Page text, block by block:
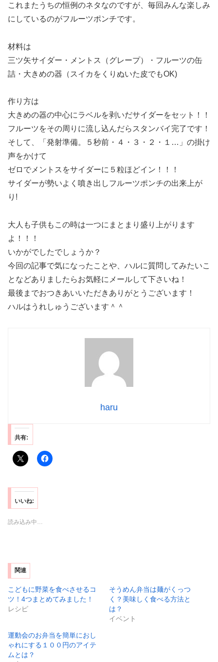
これまたうちの恒例のネタなのですが、毎回みんな楽しみ
にしているのがフルーツポンチです。
材料は
三ツ矢サイダー・メントス（グレープ）・フルーツの缶
詰・大きめの器（スイカをくりぬいた皮でもOK)
作り方は
大きめの器の中心にラベルを剥いだサイダーをセット！！
フルーツをその周りに流し込んだらスタンバイ完了です！
そして、「発射準備。５秒前・４・３・２・１…」の掛け
声をかけて
ゼロでメントスをサイダーに５粒ほどイン！！！
サイダーが勢いよく噴き出しフルーツポンチの出来上が
り!
大人も子供もこの時は一つにまとまり盛り上がります
よ！！！
いかがでしたでしょうか？
今回の記事で気になったことや、ハルに質問してみたいこ
となどありましたらお気軽にメールして下さいね！
最後までおつきあいいただきありがとうございます！
ハルはうれしゅうございます＾＾
haru
共有:
いいね:
読み込み中…
関連
こどもに野菜を食べさせるコ
ツ！4つまとめてみました！
レシピ
そうめん弁当は麺がくっつ
く？美味しく食べる方法と
は？
イベント
運動会のお弁当を簡単におし
ゃれにする１００円のアイテ
ムとは？